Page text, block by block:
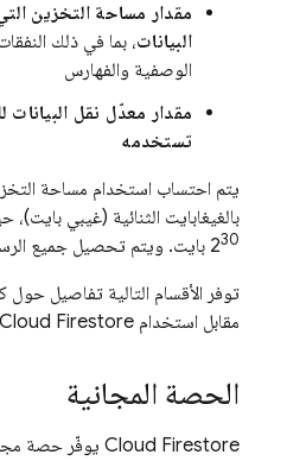
مقدار مساحة التخزين
البيانات، بما في ذلك النفقات
الوصفية والفهارس
مقدار معدّل نقل البيانات
تستخدمه
يتم احتساب استخدام مساحة
230
بايت. ويتم تحصيل جميع
توفر الأقسام التالية تفاصيل
مقابل استخدام Cloud Firestore
الحصة المجانية
Cloud Firestore يوفّر حصة